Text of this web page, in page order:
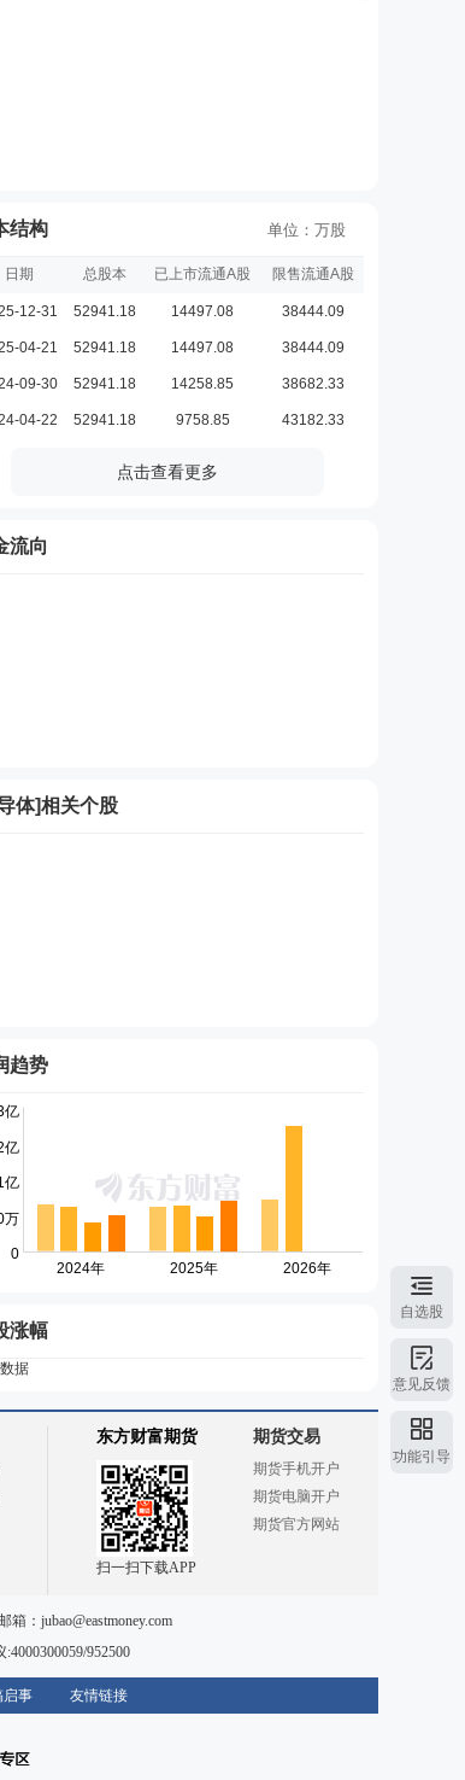
结构 单位：万股
日期 总股本 已上市流通A股 限售流通A股
12-31 52941.18 14497.08 38444.09
04-21 52941.18 14497.08 38444.09
09-30 52941.18 14258.85 38682.33
04-22 52941.18 9758.85 43182.33
点击查看更多
流向
体]相关个股
趋势
涨幅
据
东方财富期货
扫一扫下载APP
期货交易
期货手机开户
期货电脑开户
期货官方网站
箱： jubao@eastmoney.com
952500
启事 友情链接
自选股
意见反馈
功能引导